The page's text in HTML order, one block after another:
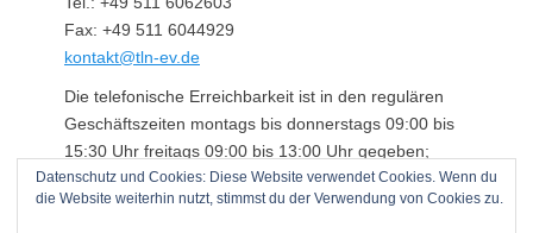
Fax: +49 511 6044929
kontakt@tln-ev.de
Die telefonische Erreichbarkeit ist in den regulären
Geschäftszeiten montags bis donnerstags 09:00 bis
15:30 Uhr freitags 09:00 bis 13:00 Uhr gegeben;
darüber hinaus über einen angeschlossenen
Anrufbeantworter.
Datenschutz und Cookies: Diese Website verwendet Cookies. Wenn du
die Website weiterhin nutzt, stimmst du der Verwendung von Cookies zu.